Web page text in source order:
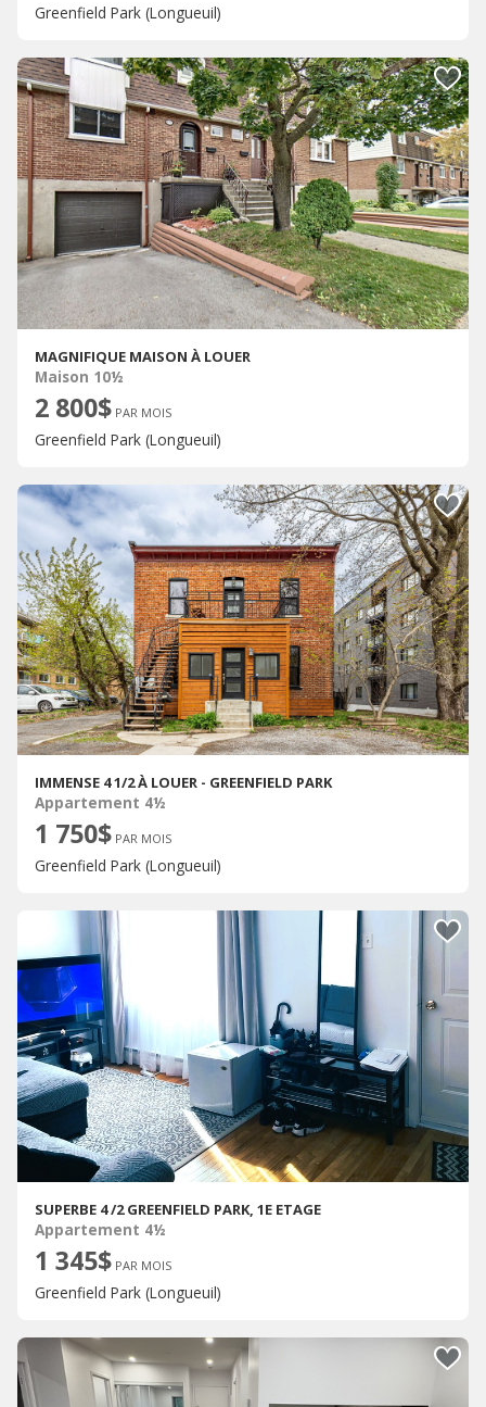
Greenfield Park (Longueuil)
MAGNIFIQUE MAISON À LOUER
Maison 10½
2 800$ PAR MOIS
Greenfield Park (Longueuil)
IMMENSE 4 1/2 À LOUER - GREENFIELD PARK
Appartement 4½
1 750$ PAR MOIS
Greenfield Park (Longueuil)
SUPERBE 4 /2 GREENFIELD PARK, 1E ETAGE
Appartement 4½
1 345$ PAR MOIS
Greenfield Park (Longueuil)